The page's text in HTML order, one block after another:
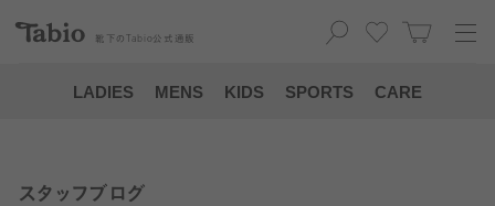
靴下の Tabio 公式通販
LADIES MENS KIDS SPORTS CARE
スタッフブログ